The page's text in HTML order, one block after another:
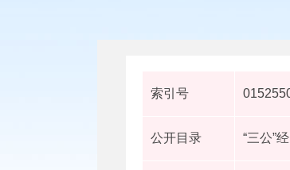
索引号
公开目录 “三公”